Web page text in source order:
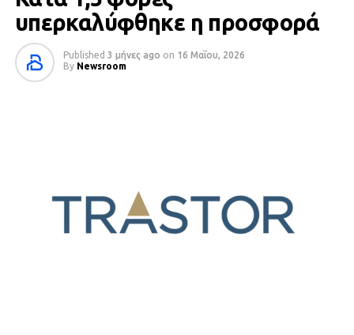
υπερκαλύφθηκε η προσφορά
Published 3 μήνες ago on 16 Μαΐου, 2026
By Newsroom